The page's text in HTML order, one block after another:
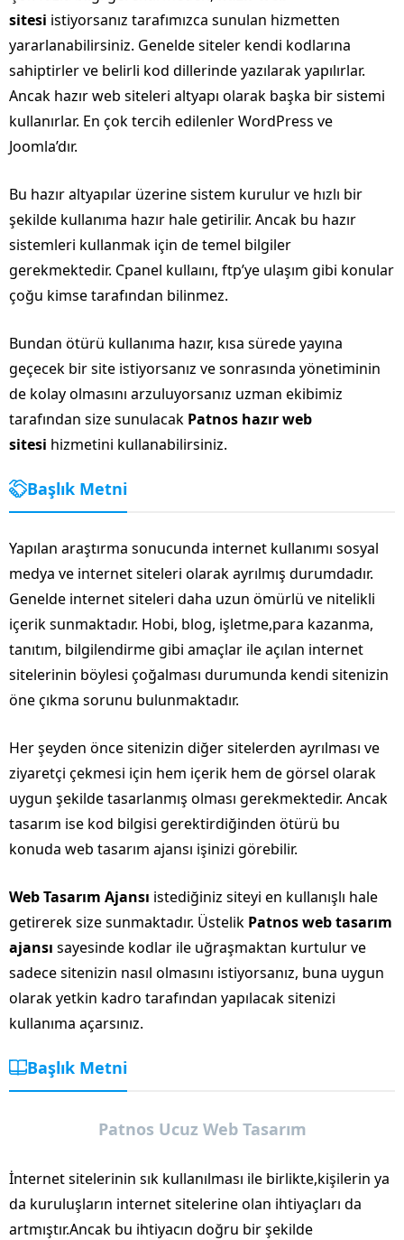
sitesi istiyorsanız tarafımızca sunulan hizmetten
yararlanabilirsiniz. Genelde siteler kendi kodlarına
sahiptirler ve belirli kod dillerinde yazılarak yapılırlar.
Ancak hazır web siteleri altyapı olarak başka bir sistemi
kullanırlar. En çok tercih edilenler WordPress ve
Joomla’dır.
Bu hazır altyapılar üzerine sistem kurulur ve hızlı bir
şekilde kullanıma hazır hale getirilir. Ancak bu hazır
sistemleri kullanmak için de temel bilgiler
gerekmektedir. Cpanel kullaını, ftp’ye ulaşım gibi konular
çoğu kimse tarafından bilinmez.
Bundan ötürü kullanıma hazır, kısa sürede yayına
geçecek bir site istiyorsanız ve sonrasında yönetiminin
de kolay olmasını arzuluyorsanız uzman ekibimiz
tarafından size sunulacak Patnos hazır web
sitesi hizmetini kullanabilirsiniz.
Başlık Metni
Yapılan araştırma sonucunda internet kullanımı sosyal
medya ve internet siteleri olarak ayrılmış durumdadır.
Genelde internet siteleri daha uzun ömürlü ve nitelikli
içerik sunmaktadır. Hobi, blog, işletme,para kazanma,
tanıtım, bilgilendirme gibi amaçlar ile açılan internet
sitelerinin böylesi çoğalması durumunda kendi sitenizin
öne çıkma sorunu bulunmaktadır.
Her şeyden önce sitenizin diğer sitelerden ayrılması ve
ziyaretçi çekmesi için hem içerik hem de görsel olarak
uygun şekilde tasarlanmış olması gerekmektedir. Ancak
tasarım ise kod bilgisi gerektirdiğinden ötürü bu
konuda web tasarım ajansı işinizi görebilir.
Web Tasarım Ajansı istediğiniz siteyi en kullanışlı hale
getirerek size sunmaktadır. Üstelik Patnos web tasarım
ajansı sayesinde kodlar ile uğraşmaktan kurtulur ve
sadece sitenizin nasıl olmasını istiyorsanız, buna uygun
olarak yetkin kadro tarafından yapılacak sitenizi
kullanıma açarsınız.
Başlık Metni
Patnos Ucuz Web Tasarım
İnternet sitelerinin sık kullanılması ile birlikte,kişilerin ya
da kuruluşların internet sitelerine olan ihtiyaçları da
artmıştır.Ancak bu ihtiyacın doğru bir şekilde